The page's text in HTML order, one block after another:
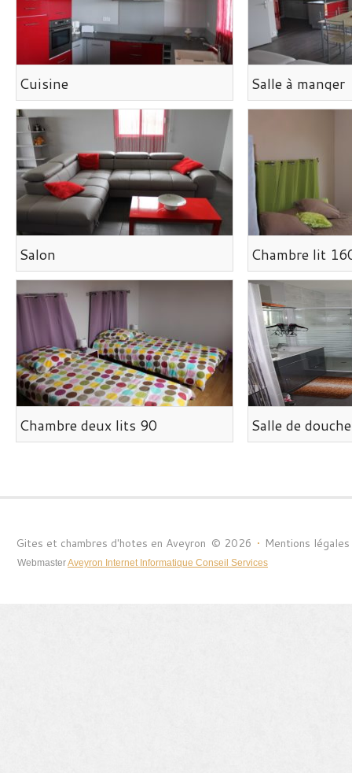
Cuisine Salle à manger
Salon Chambre lit
Chambre deux lits 90 Salle de douche
Gites et chambres d'hotes en Aveyron © 2026 • Mentions légales
WebmasterAveyron Internet Informatique Conseil Services